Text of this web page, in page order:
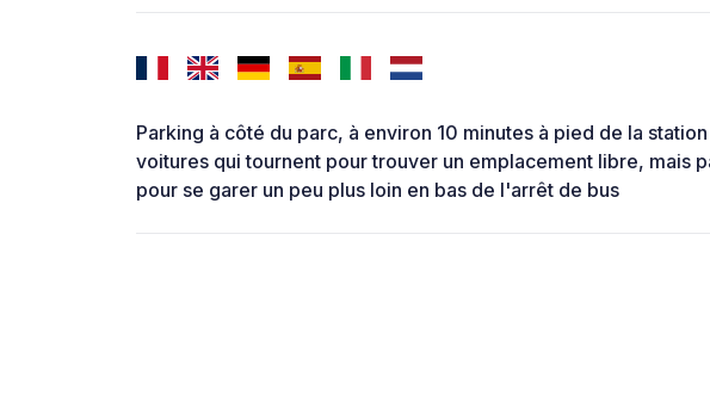
Parking à côté du parc, à environ 10 minutes à pied de la
voitures qui tournent pour trouver un emplacement libre, mais
pour se garer un peu plus loin en bas de l'arrêt de bus